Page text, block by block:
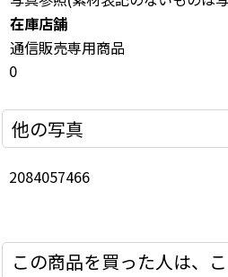
在庫店舗
通信販売専用商品
0
他の写真
2084057466
この商品を買った人は、